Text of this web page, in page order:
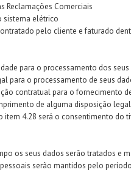
Reclamações Comerciais
sistema elétrico
pelo cliente e faturado
para o processamento dos seus
para o processamento de seus
contratual para o fornecimento
de alguma disposição
item 4.28 será o consentimento do
os seus dados serão tratados e
serão mantidos pelo